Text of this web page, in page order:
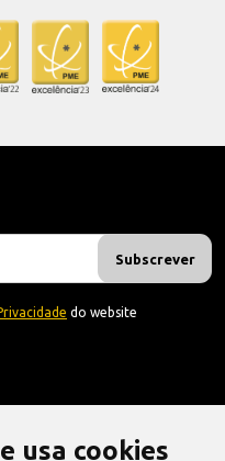
usa cookies
Subscrever
do website